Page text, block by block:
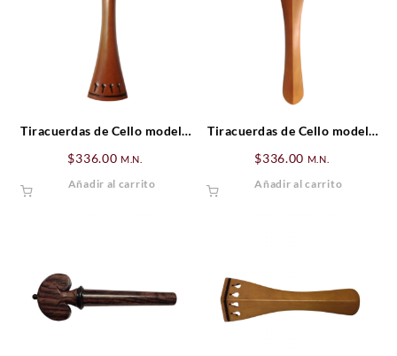
Tiracuerdas de Cello modelo
$336.00 M.N.
Añadir al carrito
Tiracuerdas de Cello modelo
$336.00 M.N.
Añadir al carrito